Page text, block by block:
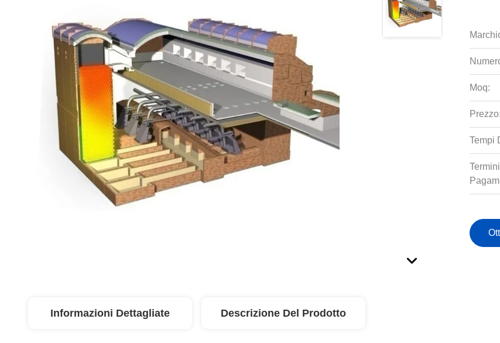
Moq:
Prezzo:
Tempi
Informazioni Dettagliate Descrizione Del Prodotto